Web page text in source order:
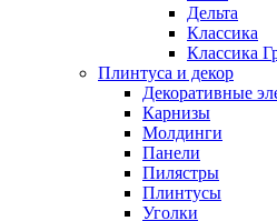
Дельта
Классика
Классика
Плинтуса и декор
Декоративные
Карнизы
Молдинги
Панели
Пилястры
Плинтусы
Уголки